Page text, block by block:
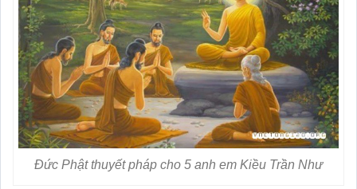
Đức Phật thuyết pháp cho 5 anh em Kiều Trần Như